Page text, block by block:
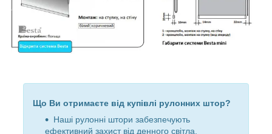
Що Ви отримаєте від купівлі рулонних штор?
Наші рулонні штори забезпечують
ефективний захист від денного світла.